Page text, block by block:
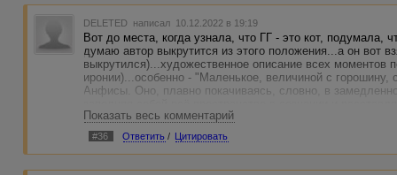
DELETED написал 10.12.2022 в 19:19
Вот до места, когда узнала, что ГГ - это кот, подумала,
думаю автор выкрутится из этого положения...а он вот
выкрутился)...художественное описание всех моментов
иронии)...особенно - "Маленькое, величиной с горошину,
Анфисы. Оно, плавно покачиваясь, словно, в
прям)
Показать весь комментарий
#36 Ответить / Цитировать